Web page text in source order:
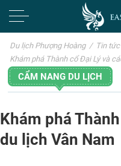
Du lịch Phượng Hoàng / Tin tức
Khám phá Thành cổ Đại Lý và
CẨM NANG DU LỊCH
Khám phá
du lịch Vân Nam